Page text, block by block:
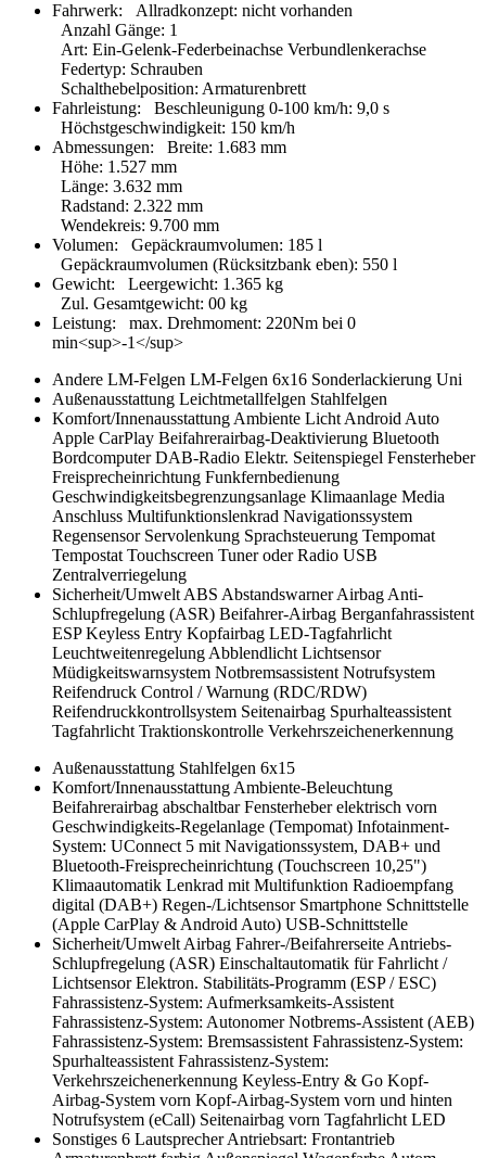
Fahrwerk:
Allradkonzept: nicht vorhanden
Anzahl Gänge: 1
Art: Ein-Gelenk-Federbeinachse Verbundlenkerachse
Federtyp: Schrauben
Schalthebelposition: Armaturenbrett
Fahrleistung:
Beschleunigung 0-100 km/h: 9,0 s
Höchstgeschwindigkeit: 150 km/h
Abmessungen:
Breite: 1.683 mm
Höhe: 1.527 mm
Länge: 3.632 mm
Radstand: 2.322 mm
Wendekreis: 9.700 mm
Volumen:
Gepäckraumvolumen: 185 l
Gepäckraumvolumen (Rücksitzbank eben): 550 l
Gewicht:
Leergewicht: 1.365 kg
Zul. Gesamtgewicht: 00 kg
Leistung:
max. Drehmoment: 220Nm bei 0
min<sup>-1</sup>
Andere LM-Felgen LM-Felgen 6x16 Sonderlackierung Uni
Außenausstattung Leichtmetallfelgen Stahlfelgen
Komfort/Innenausstattung Ambiente Licht Android Auto
Apple CarPlay Beifahrerairbag-Deaktivierung Bluetooth
BordcomputerDAB-Radio Elektr. Seitenspiegel Fensterheber
Freisprecheinrichtung Funkfernbedienung
Geschwindigkeitsbegrenzungsanlage Klimaanlage Media
Anschluss Multifunktionslenkrad Navigationssystem
Regensensor Servolenkung Sprachsteuerung Tempomat
Tempostat Touchscreen Tuner oder Radio USB
Zentralverriegelung
Sicherheit/Umwelt ABS AbstandswarnerAirbag Anti-
Schlupfregelung (ASR) Beifahrer-Airbag Berganfahrassistent
ESPKeyless Entry Kopfairbag LED-Tagfahrlicht
Leuchtweitenregelung Abblendlicht Lichtsensor
Müdigkeitswarnsystem Notbremsassistent Notrufsystem
Reifendruck Control / Warnung (RDC/RDW)
Reifendruckkontrollsystem Seitenairbag Spurhalteassistent
Tagfahrlicht Traktionskontrolle Verkehrszeichenerkennung
Außenausstattung Stahlfelgen 6x15
Komfort/Innenausstattung Ambiente-Beleuchtung
Beifahrerairbag abschaltbarFensterheber elektrisch vorn
Geschwindigkeits-Regelanlage (Tempomat) Infotainment-
System: UConnect 5 mit Navigationssystem, DAB+ und
Bluetooth-Freisprecheinrichtung (Touchscreen 10,25")
Klimaautomatik Lenkrad mit Multifunktion Radioempfang
digital (DAB+) Regen-/Lichtsensor Smartphone Schnittstelle
(Apple CarPlay & Android Auto) USB-Schnittstelle
Sicherheit/Umwelt Airbag Fahrer-/Beifahrerseite Antriebs-
Schlupfregelung (ASR) Einschaltautomatik für Fahrlicht /
LichtsensorElektron. Stabilitäts-Programm (ESP / ESC)
Fahrassistenz-System: Aufmerksamkeits-Assistent
Fahrassistenz-System: Autonomer Notbrems-Assistent (AEB)
Fahrassistenz-System: Bremsassistent Fahrassistenz-System:
Spurhalteassistent Fahrassistenz-System:
Verkehrszeichenerkennung Keyless-Entry & Go Kopf-
Airbag-System vorn Kopf-Airbag-System vorn und hinten
Notrufsystem (eCall) Seitenairbag vorn Tagfahrlicht LED
Sonstiges 6 LautsprecherAntriebsart: Frontantrieb